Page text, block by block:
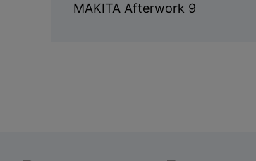
MAKITA Afterwork 9